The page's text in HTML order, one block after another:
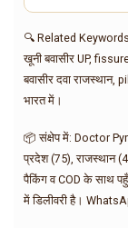
🔍 Related
खूनी बवासीर UP,
बवासीर दवा
भारत में।
📦 संक्षेप में: Doctor
प्रदेश (75), राजस्थान
पैकिंग व COD के साथ
में डिलीवरी है।